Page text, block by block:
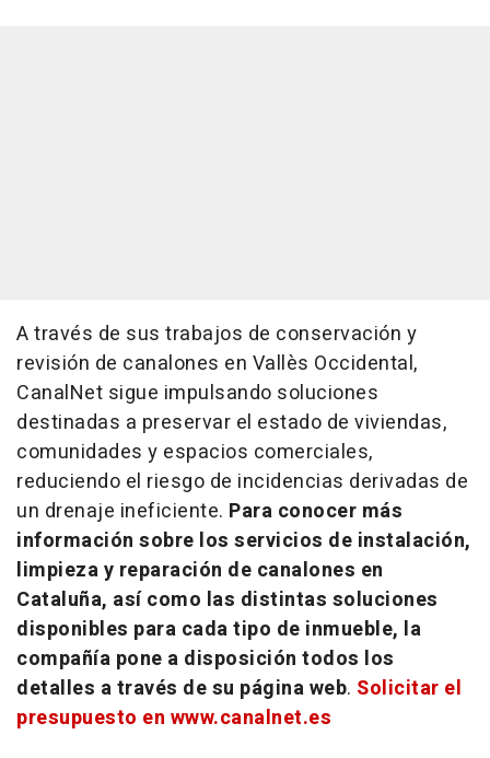
A través de sus trabajos de conservación y
revisión de canalones en Vallès Occidental,
CanalNet sigue impulsando soluciones
destinadas a preservar el estado de viviendas,
comunidades y espacios comerciales,
reduciendo el riesgo de incidencias derivadas de
un drenaje ineficiente. Para conocer más
información sobre los servicios de instalación,
limpieza y reparación de canalones en
Cataluña, así como las distintas soluciones
disponibles para cada tipo de inmueble, la
compañía pone a disposición todos los
detalles a través de su página web. Solicitar el
presupuesto en www.canalnet.es